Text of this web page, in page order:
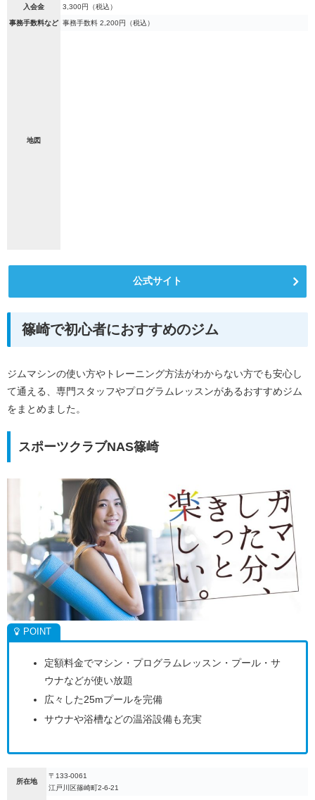
入会金 3,300円（税込）
事務手数料など 事務手数料 2,200円（税込）
地図
公式サイト
篠崎で初心者におすすめのジム
ジムマシンの使い方やトレーニング方法がわからない方でも安心し
て通える、専門スタッフやプログラムレッスンがあるおすすめジム
をまとめました。
スポーツクラブNAS篠崎
定額料金でマシン・プログラムレッスン・プール・サ
ウナなどが使い放題
広々した25mプールを完備
サウナや浴槽などの温浴設備も充実
所在地
〒133-0061
江戸川区篠崎町2-6-21